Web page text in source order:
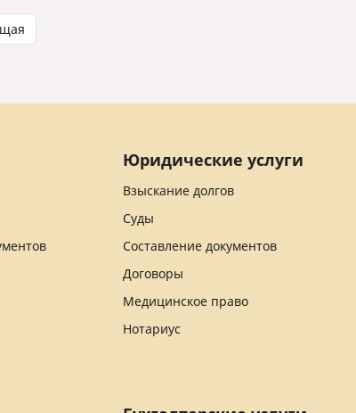
Юридические услуги
Взыскание долгов
Суды
Составление документов
Договоры
Медицинское право
Нотариус